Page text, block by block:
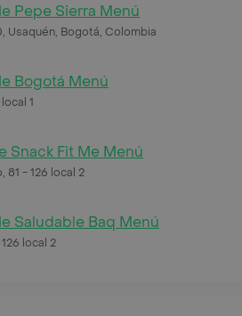
Pepe Sierra Menú
Usaquén, Bogotá, Colombia
Bogotá Menú
1
Snack Fit Me Menú
81 - 126 local 2
Saludable Baq Menú
local 2